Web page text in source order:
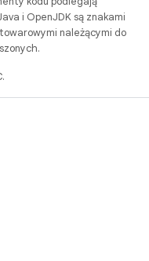
i OpenJDK są znakami
należącymi do